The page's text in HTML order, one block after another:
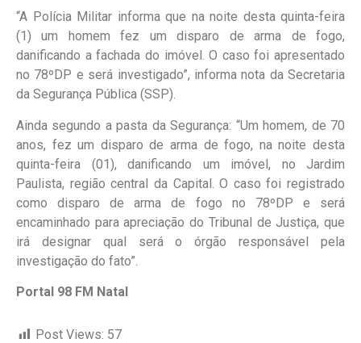
“A Polícia Militar informa que na noite desta quinta-feira
(1) um homem fez um disparo de arma de fogo,
danificando a fachada do imóvel. O caso foi apresentado
no 78ºDP e será investigado”, informa nota da Secretaria
da Segurança Pública (SSP).
Ainda segundo a pasta da Segurança: “Um homem, de 70
anos, fez um disparo de arma de fogo, na noite desta
quinta-feira (01), danificando um imóvel, no Jardim
Paulista, região central da Capital. O caso foi registrado
como disparo de arma de fogo no 78ºDP e será
encaminhado para apreciação do Tribunal de Justiça, que
irá designar qual será o órgão responsável pela
investigação do fato”.
Portal 98 FM Natal
Post Views: 57